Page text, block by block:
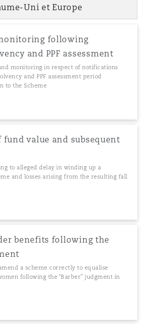
Uni et Europe
following
and PPF assessment
monitoring in respect of notifications
and PPF assessment period
to the Scheme
value and subsequent
to alleged delay in winding up a
and losses arising from the resulting fall
benefits following the
a scheme correctly to equalise
following the “Barber” judgment in